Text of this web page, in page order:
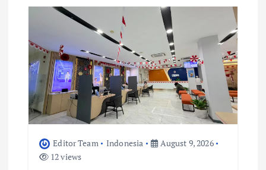
g
a
t
o
Editor Team Indonesia
August 9, 2026
12 views